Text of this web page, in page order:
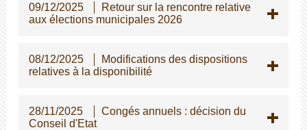
09/12/2025
Retour sur la rencontre relative
aux élections municipales 2026
08/12/2025
Modifications des dispositions
relatives à la disponibilité
28/11/2025
Congés annuels : décision du
Conseil d'Etat